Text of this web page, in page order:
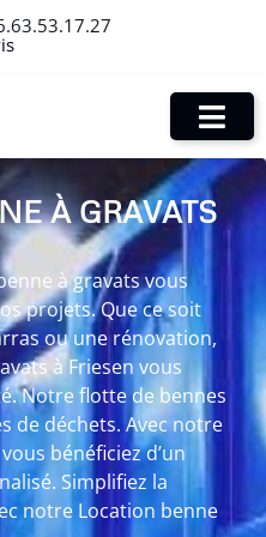
À GRAVATS
à gravats vous
projets. Que ce soit
ou une rénovation,
à Friesen vous
Notre flotte de bennes
de déchets. Avec notre
bénéficiez d’un
Simplifiez la
notre Location benne